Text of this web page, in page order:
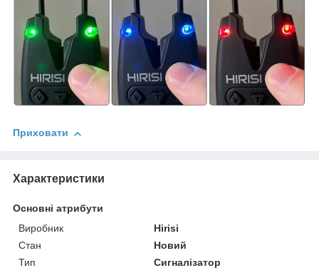
Приховати
Характеристики
Основні атрибути
Виробник
Hirisi
Стан
Новий
Тип
Сигналізатор